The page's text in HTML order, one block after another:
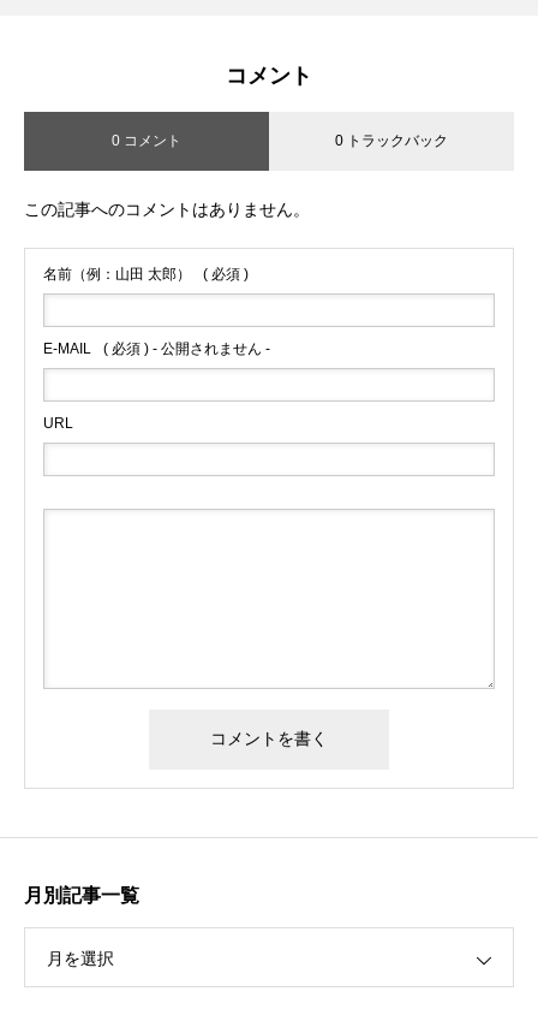
コメント
0 コメント 0 トラックバック
この記事へのコメントはありません。
名前（例：山田 太郎） ( 必須 )
E-MAIL ( 必須 ) - 公開されません -
URL
月別記事一覧
月を選択